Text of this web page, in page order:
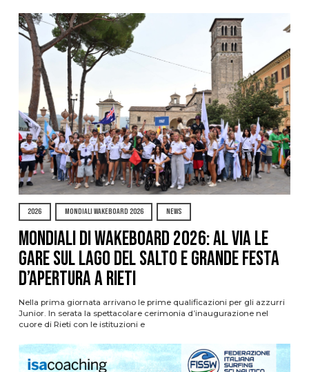
2026 MONDIALI WAKEBOARD 2026 NEWS
Mondiali di Wakeboard 2026: al via le
gare sul Lago del Salto e grande festa
d’apertura a Rieti
Nella prima giornata arrivano le prime qualificazioni per gli azzurri
Junior. In serata la spettacolare cerimonia d’inaugurazione nel
cuore di Rieti con le istituzioni e